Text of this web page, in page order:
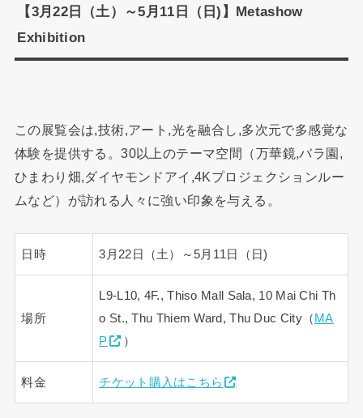
【3月22日（土）～5月11日（日)】Metashow
Exhibition
この展覧会は,技術,アート,光を融合し,多次元で多感覚な
体験を提供する。30以上のテーマ空間（万華鏡,バラ園,
ひまわり畑,ダイヤモンドアイ,4Kプロジェクションルー
ムなど）が訪れる人々に強い印象を与える。
日時 3月22日（土）～5月11日（日)
場所
L9-L10, 4F., Thiso Mall Sala, 10 Mai Chi Th
o St., Thu Thiem Ward, Thu Duc City（ MA
P
）
料金 チケット購入はこちら